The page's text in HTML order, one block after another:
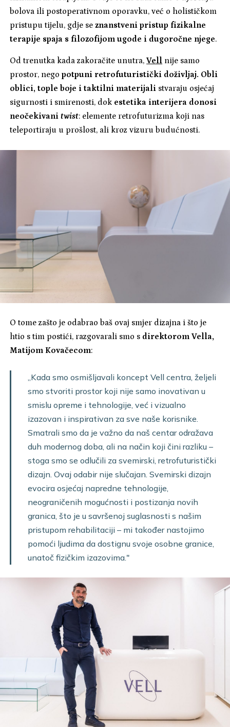
bolova ili postoperativnom oporavku, već o holističkom
pristupu tijelu, gdje seznanstveni pristup fizikalne
terapije spaja s filozofijom ugode i dugoročne njege.
Od trenutka kada zakoračite unutra,Vell nije samo
prostor, negopotpuni retrofuturistički doživljaj. Obli
oblici, tople boje i taktilni materijali stvaraju osjećaj
sigurnosti i smirenosti, dok estetika interijera donosi
neočekivanitwist: elemente retrofuturizma koji nas
teleportiraju u prošlost, ali kroz vizuru budućnosti.
O tome zašto je odabrao baš ovaj smjer dizajna i što je
htio s tim postići, razgovarali smo s direktorom Vella,
Matijom Kovačecom:
„Kada smo osmišljavali koncept Vell centra, željeli
smo stvoriti prostor koji nije samo inovativan u
smislu opreme i tehnologije, već i vizualno
izazovan i inspirativan za sve naše korisnike.
Smatrali smo da je važno da naš centar odražava
duh modernog doba, ali na način koji čini razliku –
stoga smo se odlučili za svemirski, retrofuturistički
dizajn. Ovaj odabir nije slučajan. Svemirski dizajn
evocira osjećaj napredne tehnologije,
neograničenih mogućnosti i postizanja novih
granica, što je u savršenoj suglasnosti s našim
pristupom rehabilitaciji – mi također nastojimo
pomoći ljudima da dostignu svoje osobne granice,
unatoč fizičkim izazovima."